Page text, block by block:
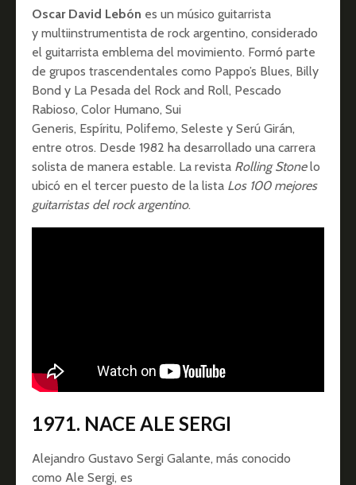
Oscar David Lebón es un músico guitarrista
y multiinstrumentista de rock argentino, considerado
el guitarrista emblema del movimiento. Formó parte
de grupos trascendentales como Pappo’s Blues, Billy
Bond y La Pesada del Rock and Roll, Pescado
Rabioso, Color Humano, Sui
Generis, Espíritu, Polifemo, Seleste y Serú Girán,
entre otros. Desde 1982 ha desarrollado una carrera
solista de manera estable. La revista Rolling Stonelo
ubicó en el tercer puesto de la lista Los 100 mejores
guitarristas del rock argentino.
1971. NACE ALE SERGI
Alejandro Gustavo Sergi Galante,​ más conocido
como Ale Sergi, es